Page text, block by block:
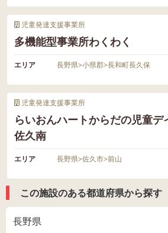
児童発達支援事業所
多機能型事業所わくわく
エリア 長野県>小県郡>長和町長久保
児童発達支援事業所
らいおんハートからだの児童デ
佐久南
エリア 長野県>佐久市>前山
この施設のある都道府県から探す
長野県